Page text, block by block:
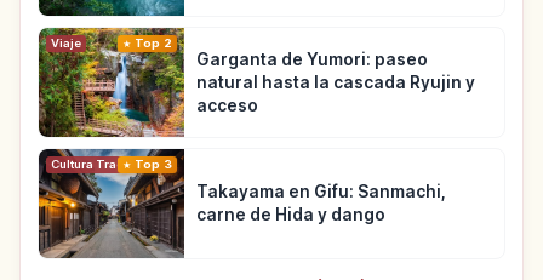
Viaje Top 2
Garganta de Yumori: paseo
natural hasta la cascada Ryujin y
acceso
Cultura Tradicional
Top 3
Takayama en Gifu: Sanmachi,
carne de Hida y dango